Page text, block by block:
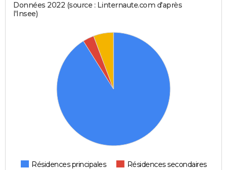
Données 2022 (source : Linternaute.com d'après
l'Insee)
Résidences principales
Résidences secondaires